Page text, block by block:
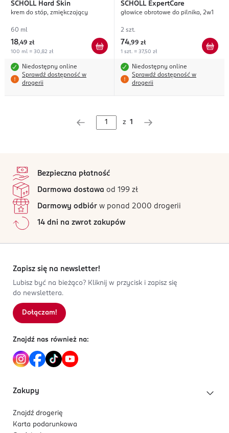
SCHOLL Hard Skin
krem do stóp, zmiękczający
60 ml
18,49 zł
100 ml = 30,82 zł
Niedostępny online
Sprawdź dostępność w
drogerii
SCHOLL ExpertCare
głowice obrotowe do pilnika, 2w1
2 szt.
74,99 zł
1 szt. = 37,50 zł
Niedostępny online
Sprawdź dostępność w
drogerii
z 1
Bezpieczna płatność
Darmowa dostawa od 199 zł
Darmowy odbiór w ponad 2000 drogerii
14 dni na zwrot zakupów
Zapisz się na newsletter!
Lubisz być na bieżąco? Kliknij w przycisk i zapisz się
do newslettera.
Dołączam!
Znajdź nas również na:
Zakupy
Znajdź drogerię
Karta podarunkowa